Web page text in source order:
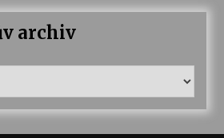
archiv